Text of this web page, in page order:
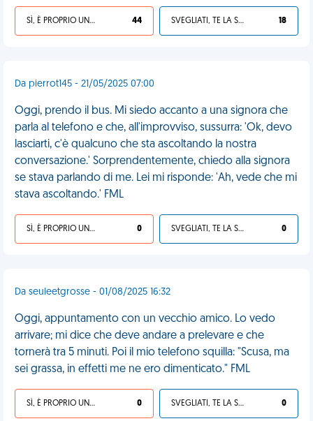
SÌ, È PROPRIO UNA VDM! 44 SVEGLIATI, TE LA SEI CERCATA! 18
Da pierrot145 - 21/05/2025 07:00
Oggi, prendo il bus. Mi siedo accanto a una signora che
parla al telefono e che, all'improvviso, sussurra: 'Ok, devo
lasciarti, c'è qualcuno che sta ascoltando la nostra
conversazione.' Sorprendentemente, chiedo alla signora
se stava parlando di me. Lei mi risponde: 'Ah, vede che mi
stava ascoltando.' FML
SÌ, È PROPRIO UNA VDM! 0 SVEGLIATI, TE LA SEI CERCATA! 0
Da seuleetgrosse - 01/08/2025 16:32
Oggi, appuntamento con un vecchio amico. Lo vedo
arrivare; mi dice che deve andare a prelevare e che
tornerà tra 5 minuti. Poi il mio telefono squilla: "Scusa, ma
sei grassa, in effetti me ne ero dimenticato." FML
SÌ, È PROPRIO UNA VDM! 0 SVEGLIATI, TE LA SEI CERCATA! 0